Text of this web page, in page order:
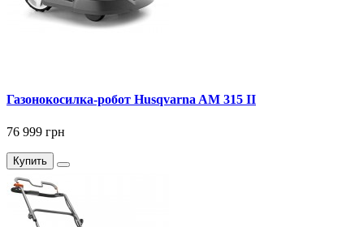
Газонокосилка-робот Husqvarna AM 315 II
76 999 грн
Купить